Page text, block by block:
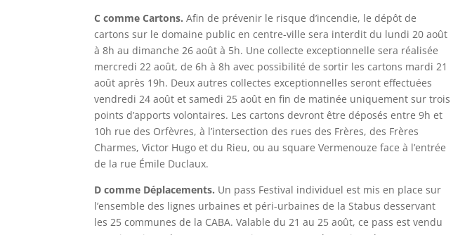
C comme Cartons. Afin de prévenir le risque d’incendie, le dépôt de
cartons sur le domaine public en centre-ville sera interdit du lundi 20 août
à 8h au dimanche 26 août à 5h. Une collecte exceptionnelle sera réalisée
mercredi 22 août, de 6h à 8h avec possibilité de sortir les cartons mardi 21
août après 19h. Deux autres collectes exceptionnelles seront effectuées
vendredi 24 août et samedi 25 août en fin de matinée uniquement sur trois
points d’apports volontaires. Les cartons devront être déposés entre 9h et
10h rue des Orfèvres, à l’intersection des rues des Frères, des Frères
Charmes, Victor Hugo et du Rieu, ou au square Vermenouze face à l’entrée
de la rue Émile Duclaux.
D comme Déplacements. Un pass Festival individuel est mis en place sur
l’ensemble des lignes urbaines et péri-urbaines de la Stabus desservant
les 25 communes de la CABA. Valable du 21 au 25 août, ce pass est vendu